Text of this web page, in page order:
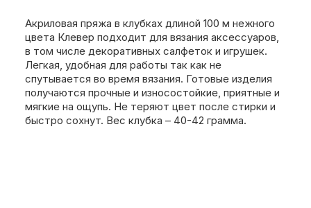
Акриловая пряжа в клубках длиной 100 м нежного
цвета Клевер подходит для вязания аксессуаров,
в том числе декоративных салфеток и игрушек.
Легкая, удобная для работы так как не
спутывается во время вязания. Готовые изделия
получаются прочные и износостойкие, приятные и
мягкие на ощупь. Не теряют цвет после стирки и
быстро сохнут. Вес клубка – 40-42 грамма.